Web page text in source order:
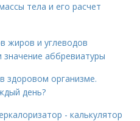
тела и его расчет
жиров и углеводов
аббревиатуры
здоровом организме.
день?
- калькулятор